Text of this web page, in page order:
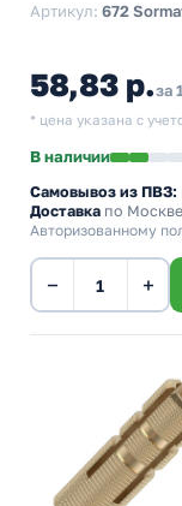
Артикул: 672
58,83 р.за
* цена указана с
В наличии
Самовывоз из ПВЗ:
Доставка по Москве
Авторизованному
− +